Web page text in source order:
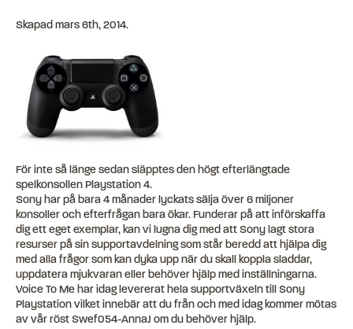
Blogg
Logga in
Skapad mars 6th, 2014.
För inte så länge sedan släpptes den högt efterlängtade
spelkonsollen Playstation 4.
Sony har på bara 4 månader lyckats sälja över 6 miljoner
konsoller och efterfrågan bara ökar. Funderar på att införskaffa
dig ett eget exemplar, kan vi lugna dig med att Sony lagt stora
resurser på sin supportavdelning som står beredd att hjälpa dig
med alla frågor som kan dyka upp när du skall koppla sladdar,
uppdatera mjukvaran eller behöver hjälp med inställningarna.
Voice To Me har idag levererat hela supportväxeln till Sony
Playstation vilket innebär att du från och med idag kommer mötas
av vår röst Swef054-AnnaJ om du behöver hjälp.